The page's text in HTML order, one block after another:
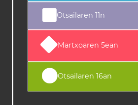
Otsailaren 11n
Martxoaren 5ean
Otsailaren 16an